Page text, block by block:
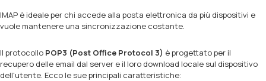
IMAP è ideale per chi accede alla posta elettronica da più dispositivi e
vuole mantenere una sincronizzazione costante.
Il protocollo POP3 (Post Office Protocol 3) è progettato per il
recupero delle email dal server e il loro download locale sul dispositivo
dell'utente. Ecco le sue principali caratteristiche: